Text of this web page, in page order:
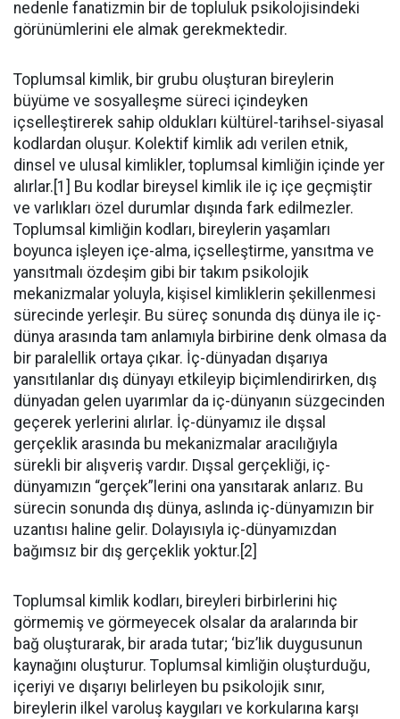
nedenle fanatizmin bir de topluluk psikolojisindeki
görünümlerini ele almak gerekmektedir.
Toplumsal kimlik, bir grubu oluşturan bireylerin
büyüme ve sosyalleşme süreci içindeyken
içselleştirerek sahip oldukları kültürel-tarihsel-siyasal
kodlardan oluşur. Kolektif kimlik adı verilen etnik,
dinsel ve ulusal kimlikler, toplumsal kimliğin içinde yer
alırlar.[1] Bu kodlar bireysel kimlik ile iç içe geçmiştir
ve varlıkları özel durumlar dışında fark edilmezler.
Toplumsal kimliğin kodları, bireylerin yaşamları
boyunca işleyen içe-alma, içselleştirme, yansıtma ve
yansıtmalı özdeşim gibi bir takım psikolojik
mekanizmalar yoluyla, kişisel kimliklerin şekillenmesi
sürecinde yerleşir. Bu süreç sonunda dış dünya ile iç-
dünya arasında tam anlamıyla birbirine denk olmasa da
bir paralellik ortaya çıkar. İç-dünyadan dışarıya
yansıtılanlar dış dünyayı etkileyip biçimlendirirken, dış
dünyadan gelen uyarımlar da iç-dünyanın süzgecinden
geçerek yerlerini alırlar. İç-dünyamız ile dışsal
gerçeklik arasında bu mekanizmalar aracılığıyla
sürekli bir alışveriş vardır. Dışsal gerçekliği, iç-
dünyamızın “gerçek”lerini ona yansıtarak anlarız. Bu
sürecin sonunda dış dünya, aslında iç-dünyamızın bir
uzantısı haline gelir. Dolayısıyla iç-dünyamızdan
bağımsız bir dış gerçeklik yoktur.[2]
Toplumsal kimlik kodları, bireyleri birbirlerini hiç
görmemiş ve görmeyecek olsalar da aralarında bir
bağ oluşturarak, bir arada tutar; ‘biz’lik duygusunun
kaynağını oluşturur. Toplumsal kimliğin oluşturduğu,
içeriyi ve dışarıyı belirleyen bu psikolojik sınır,
bireylerin ilkel varoluş kaygıları ve korkularına karşı